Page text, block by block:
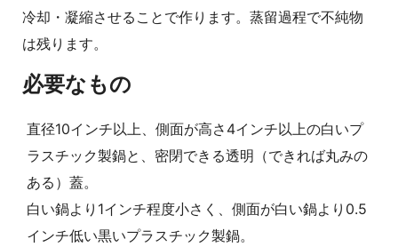
冷却・凝縮させることで作ります。蒸留過程で不純物
は残ります。
必要なもの
直径10インチ以上、側面が高さ4インチ以上の白いプ
ラスチック製鍋と、密閉できる透明（できれば丸みの
ある）蓋。
白い鍋より1インチ程度小さく、側面が白い鍋より0.5
インチ低い黒いプラスチック製鍋。